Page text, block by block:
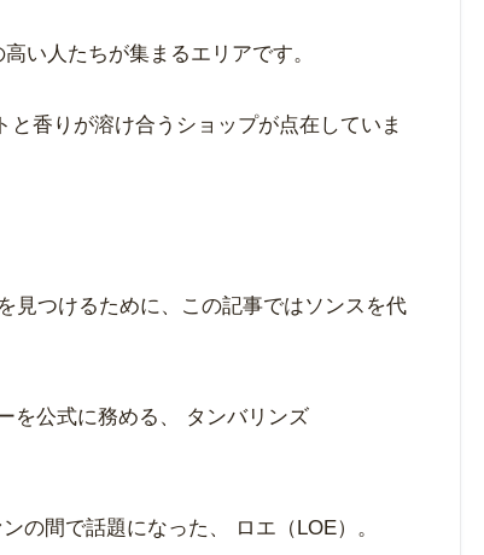
い人たちが集まるエリアです。
香りが溶け合うショップが点在していま
見つけるために、この記事ではソンスを代
を公式に務める、 タンバリンズ
の間で話題になった、 ロエ（LOE）。